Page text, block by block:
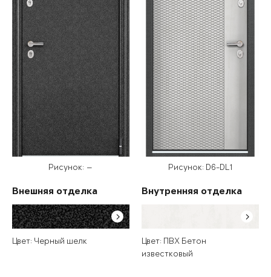
Рисунок: —
Внешняя отделка
Цвет: Черный шелк
Рисунок: D6-DL1
Внутренняя отделка
Цвет: ПВХ Бетон
известковый